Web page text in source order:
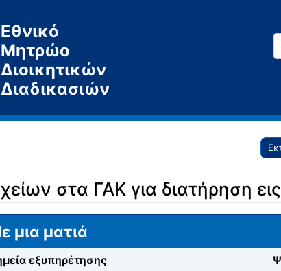
Εθνικό
Μητρώο
Διοικητικών
Διαδικασιών
στα ΓΑΚ για διατήρηση
μια ματιά
εξυπηρέτησης